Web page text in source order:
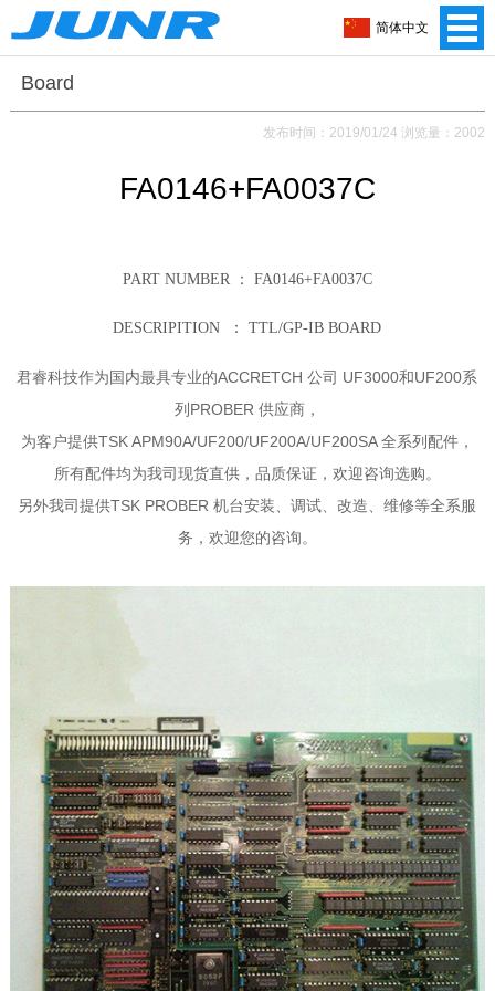
Board
发布时间：2019/01/24 浏览量：2002
FA0146+FA0037C
PART NUMBER ： FA0146+FA0037C
DESCRIPITION ：TTL/GP-IB BOARD
君睿科技作为国内最具专业的ACCRETCH 公司 UF3000和UF200系
列PROBER 供应商，
为客户提供TSK APM90A/UF200/UF200A/UF200SA 全系列配件，
所有配件均为我司现货直供，品质保证，欢迎咨询选购。
另外我司提供TSK PROBER 机台安装、调试、改造、维修等全系服
务，欢迎您的咨询。
简体中文